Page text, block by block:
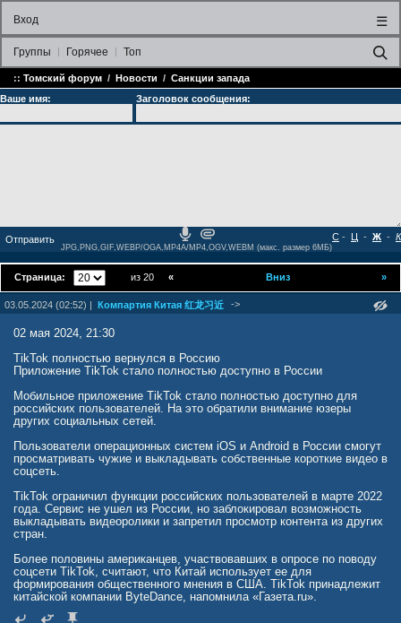
Вход ☰
Группы Горячее Топ
:: Томский форум / Новости / Санкции запада
Ваше имя:
Заголовок сообщения:
- Ц - Ж - К
С
JPG,PNG,GIF,WEBP/OGA,MP4A/MP4,OGV,WEBM (макс. размер 6МБ)
Страница: из 20 »
« Вниз
03.05.2024 (02:52) | Компартия Китая 红龙习近 ->
02 мая 2024, 21:30
TikTok полностью вернулся в Россию
Приложение TikTok стало полностью доступно в России
Мобильное приложение TikTok стало полностью доступно для
российских пользователей. На это обратили внимание юзеры
других социальных сетей.
Пользователи операционных систем iOS и Android в России смогут
просматривать чужие и выкладывать собственные короткие видео в
соцсеть.
TikTok ограничил функции российских пользователей в марте 2022
года. Сервис не ушел из России, но заблокировал возможность
выкладывать видеоролики и запретил просмотр контента из других
стран.
Более половины американцев, участвовавших в опросе по поводу
соцсети TikTok, считают, что Китай использует ее для
формирования общественного мнения в США. TikTok принадлежит
китайской компании ByteDance, напомнила «Газета.ru».